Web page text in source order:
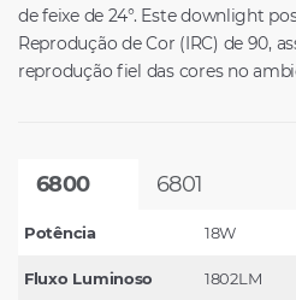
de feixe de 24°. Este downlight
Reprodução de Cor (IRC) de 90,
reprodução fiel das cores no
6800 6801
Potência 18W
Fluxo Luminoso 1802LM